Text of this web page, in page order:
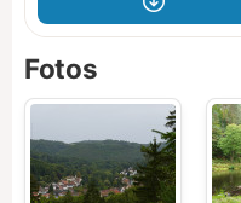
Fotos